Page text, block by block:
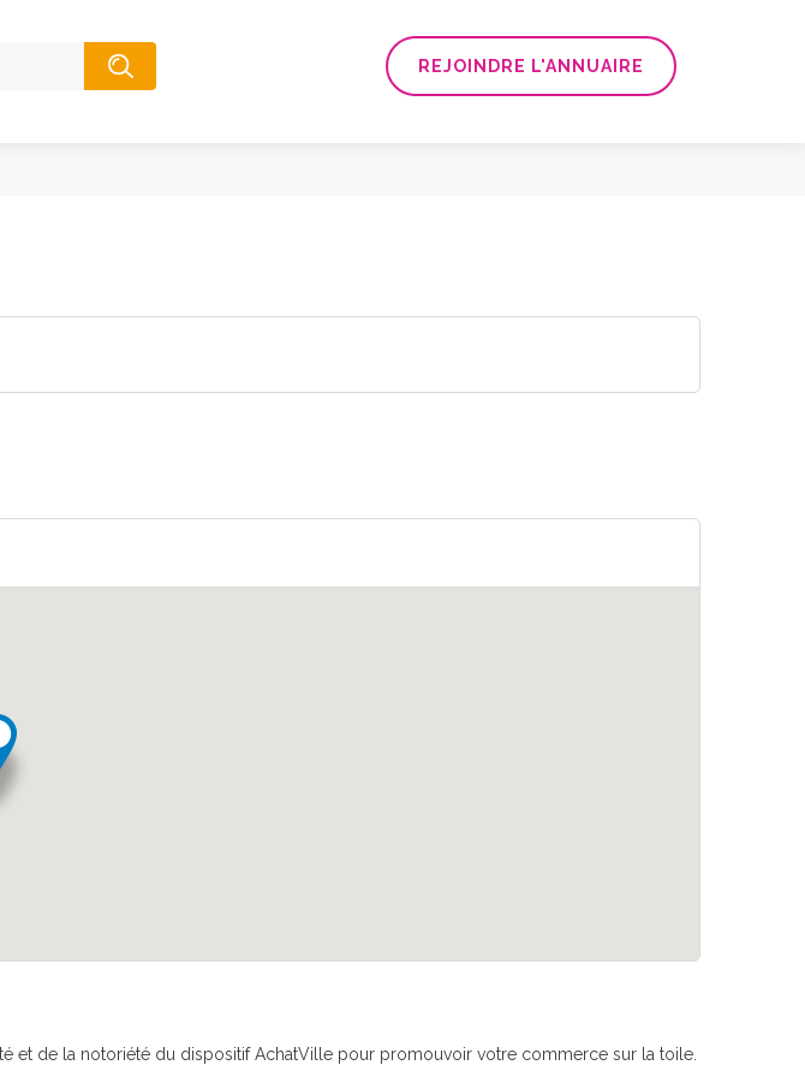
REJOINDRE L'ANNUAIRE
et de la notoriété du dispositif AchatVille pour promouvoir votre commerce sur la toile.